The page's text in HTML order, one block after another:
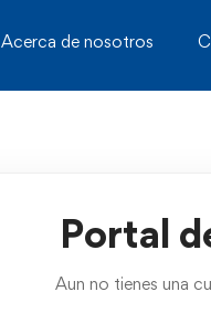
Acerca de nosotros
Portal
Aun no tienes una